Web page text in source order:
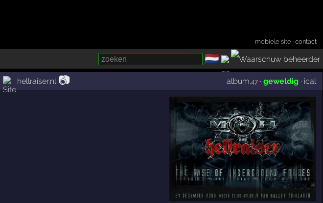
mobiele site ·contact
🇳🇱
hellraiser.nl 📷 album ,47 ·geweldig · ical